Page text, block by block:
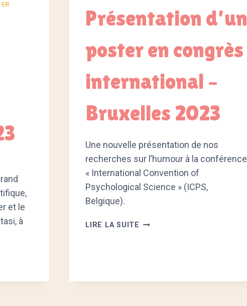
et le
à
Présentation d’un
poster en congrès
international –
Bruxelles 2023
Une nouvelle présentation de nos
recherches sur l’humour à la conférence
« International Convention of
Psychological Science » (ICPS,
Belgique).
LIRE LA SUITE PRÉSENTATION
INTERNATIONAL